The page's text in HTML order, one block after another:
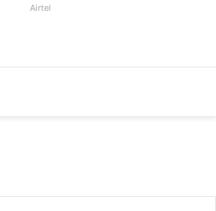
Airtel